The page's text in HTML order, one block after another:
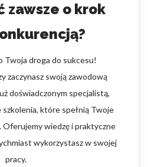
zawsze o krok
Twoja droga do sukcesu!
zaczynasz swoją zawodową
doświadczonym specjalistą,
które spełnią Twoje
Oferujemy wiedzę i praktyczne
wykorzystasz w swojej
pracy.